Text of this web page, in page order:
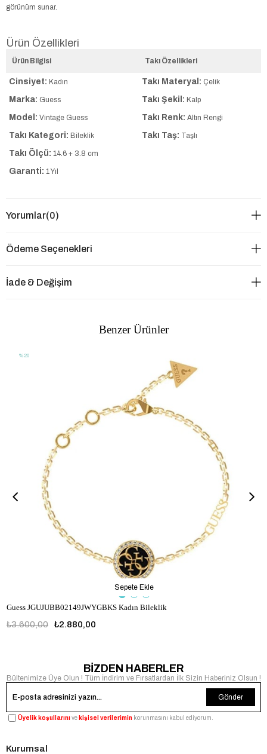
görünüm sunar.
Ürün Özellikleri
Ürün Bilgisi Takı Özellikleri
Cinsiyet: Kadın Takı Materyal: Çelik
Marka: Guess Takı Şekil: Kalp
Model: Vintage Guess Takı Renk: Altın Rengi
Takı Kategori: Bileklik Takı Taş: Taşlı
Takı Ölçü: 14.6 + 3.8 cm
Garanti: 1 Yıl
Yorumlar(0)
Ödeme Seçenekleri
İade & Değişim
Benzer Ürünler
Guess JGUJUBB02149JWYGBKS Kadın Bileklik
₺2.880,00
₺3.600,00
Sepete Ekle
%20
BİZDEN HABERLER
Bültenimize Üye Olun ! Tüm İndirim ve Fırsatlardan İlk Sizin Haberiniz Olsun !
Gönder
Üyelik koşullarınıve kişisel verilerimin korunmasını kabul ediyorum.
Kurumsal